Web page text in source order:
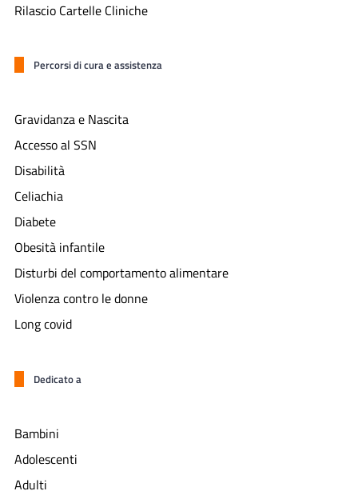
Rilascio Cartelle Cliniche
Percorsi di cura e assistenza
Gravidanza e Nascita
Accesso al SSN
Disabilità
Celiachia
Diabete
Obesità infantile
Disturbi del comportamento alimentare
Violenza contro le donne
Long covid
Dedicato a
Bambini
Adolescenti
Adulti